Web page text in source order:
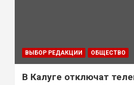
ВЫБОР РЕДАКЦИИ ОБЩЕСТВО
В Калуге отключат